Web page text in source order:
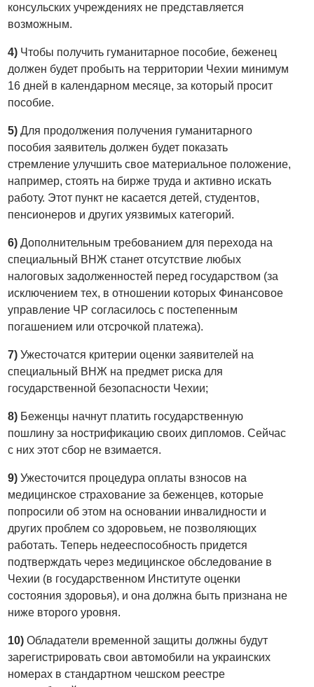
консульских учреждениях не представляется
возможным.
4) Чтобы получить гуманитарное пособие, беженец
должен будет пробыть на территории Чехии минимум
16 дней в календарном месяце, за который просит
пособие.
5)Для продолжения получения гуманитарного
пособия заявитель должен будет показать
стремление улучшить свое материальное положение,
например, стоять на бирже труда и активно искать
работу. Этот пункт не касается детей, студентов,
пенсионеров и других уязвимых категорий.
6) Дополнительным требованием для перехода на
специальный ВНЖ станет отсутствие любых
налоговых задолженностей перед государством (за
исключением тех, в отношении которых Финансовое
управление ЧР согласилось с постепенным
погашением или отсрочкой платежа).
7) Ужесточатся критерии оценки заявителей на
специальный ВНЖ на предмет риска для
государственной безопасности Чехии;
8) Беженцы начнут платить государственную
пошлину за нострификацию своих дипломов. Сейчас
с них этот сбор не взимается.
9)Ужесточится процедура оплаты взносов на
медицинское страхование за беженцев, которые
попросили об этом на основании инвалидности и
других проблем со здоровьем, не позволяющих
работать. Теперь недееспособность придется
подтверждать через медицинское обследование в
Чехии (в государственном Институте оценки
состояния здоровья), и она должна быть признана не
ниже второго уровня.
10) Обладатели временной защиты должны будут
зарегистрировать свои автомобили на украинских
номерах в стандартном чешском реестре